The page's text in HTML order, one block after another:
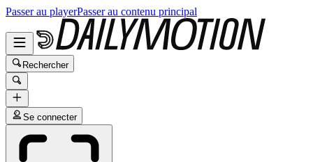
Passer au playerPasser au contenu principal
Rechercher
Se connecter